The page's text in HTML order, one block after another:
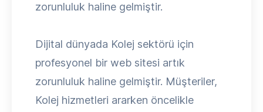
zorunluluk haline gelmiştir.
Dijital dünyada Kolej sektörü için
profesyonel bir web sitesi artık
zorunluluk haline gelmiştir. Müşteriler,
Kolej hizmetleri ararken öncelikle